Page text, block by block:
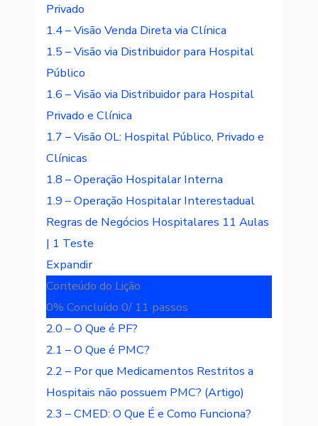
Privado
1.4 – Visão Venda Direta via Clínica
1.5 – Visão via Distribuidor para Hospital
Público
1.6 – Visão via Distribuidor para Hospital
Privado e Clínica
1.7 – Visão OL: Hospital Público, Privado e
Clínicas
1.8 – Operação Hospitalar Interna
1.9 – Operação Hospitalar Interestadual
Regras de Negócios Hospitalares 11 Aulas
| 1 Teste
Expandir
Conteúdo do Lição
0% Concluído0/ 11 passos
2.0 – O Que é PF?
2.1 – O Que é PMC?
2.2 – Por que Medicamentos Restritos a
Hospitais não possuem PMC? (Artigo)
2.3 – CMED: O Que É e Como Funciona?